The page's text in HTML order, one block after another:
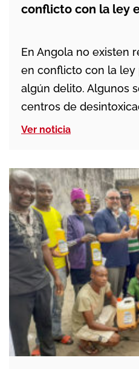
conflicto con la ley
En Angola no existen
en conflicto con la
algún delito. Algunos
centros de
atienden los servicios
salesiano Un novo
misioneros salesianos
Ver noticia